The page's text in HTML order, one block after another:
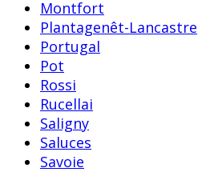
Montfort
Plantagenêt-Lancastre
Portugal
Pot
Rossi
Rucellai
Saligny
Saluces
Savoie